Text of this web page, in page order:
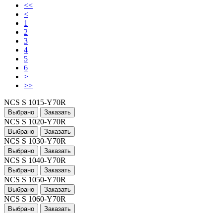
<<
<
1
2
3
4
5
6
>
>>
NCS S 1015-Y70R
Выбрано Заказать
NCS S 1020-Y70R
Выбрано Заказать
NCS S 1030-Y70R
Выбрано Заказать
NCS S 1040-Y70R
Выбрано Заказать
NCS S 1050-Y70R
Выбрано Заказать
NCS S 1060-Y70R
Выбрано Заказать